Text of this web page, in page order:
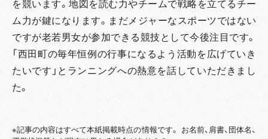
を競います。地図を読む力やチームで戦略を立てるチー
ム力が鍵になります。まだメジャーなスポーツではない
ですが老若男女が参加できる競技として今後注目です。
「西田町の毎年恒例の行事になるよう活動を広げていき
たいです」とランニングへの熱意を話していただきまし
た。
※記事の内容はすべて本紙掲載時点の情報です。 お名前、肩書、団体名、